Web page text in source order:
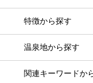
特徴から探す
温泉地から探す
関連キーワードか